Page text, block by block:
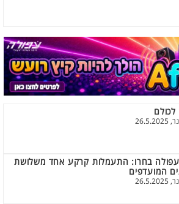
לכולם
עפולה בחרו: התעמלות קרקע אחד משלושת
המועדפים